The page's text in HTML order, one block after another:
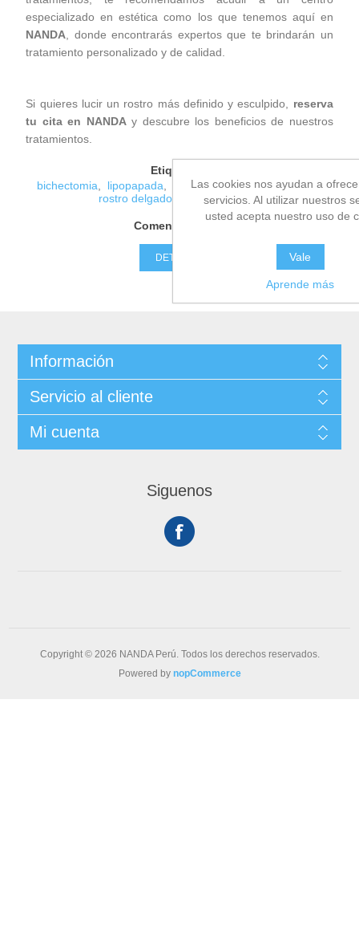
especializado en estética como los que tenemos aquí en
NANDA , donde encontrarás expertos que te brindarán un
tratamiento personalizado y de calidad.
Si quieres lucir un rostro más definido y esculpido, reserva
tu cita en NANDAy descubre los beneficios de nuestros
tratamientos.
Etiquetas:
bichectomia
lipopapada afinamiento de rostros, hifu ,
rostro delgado, eliminar papada
Comentarios ( d)
DETALLES
Información
Servicio al cliente
Mi cuenta
Siguenos
Copyright © 2026 NANDA Perú. Todos los derechos reservados.
Powered by nopCommerce
Las cookies nos ayudan a
servicios. Al utilizar nuestros
usted acepta nuestro uso de
Vale
Aprende más